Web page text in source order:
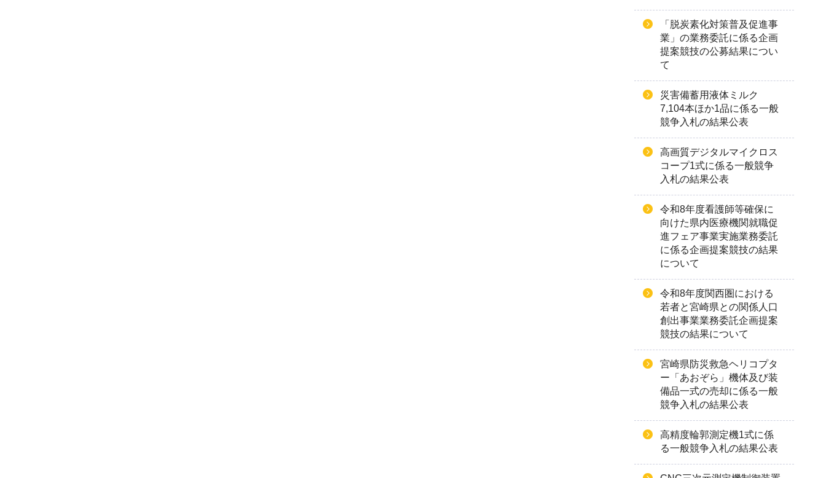
「脱炭素化対策普及促進事
業」の業務委託に係る企画
提案競技の公募結果につい
て
災害備蓄用液体ミルク
7,104本ほか1品に係る一般
競争入札の結果公表
高画質デジタルマイクロス
コープ1式に係る一般競争
入札の結果公表
令和8年度看護師等確保に
向けた県内医療機関就職促
進フェア事業実施業務委託
に係る企画提案競技の結果
について
令和8年度関西圏における
若者と宮崎県との関係人口
創出事業業務委託企画提案
競技の結果について
宮崎県防災救急ヘリコプタ
ー「あおぞら」機体及び装
備品一式の売却に係る一般
競争入札の結果公表
高精度輪郭測定機1式に係
る一般競争入札の結果公表